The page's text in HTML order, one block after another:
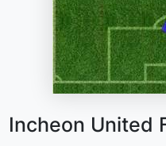
Incheon United